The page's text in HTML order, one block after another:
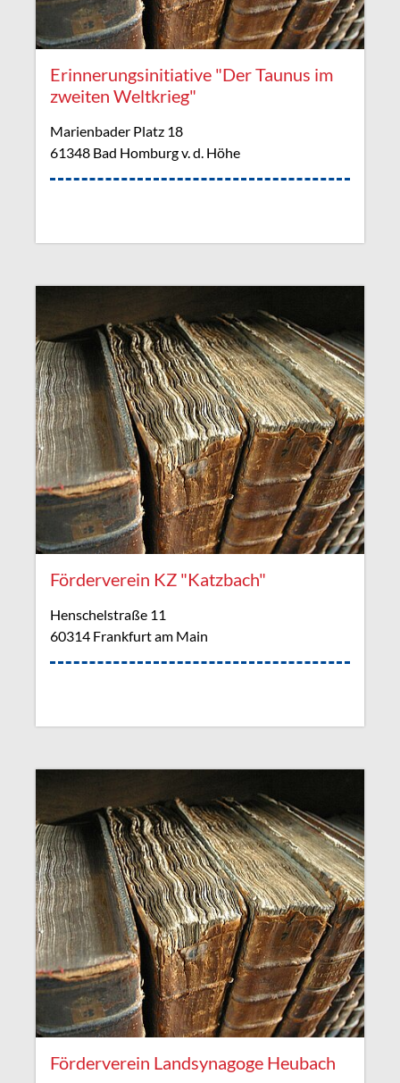
Erinnerungsinitiative "Der Taunus im
zweiten Weltkrieg"
Marienbader Platz 18
61348 Bad Homburg v. d. Höhe
Förderverein KZ "Katzbach"
Henschelstraße 11
60314 Frankfurt am Main
Förderverein Landsynagoge Heubach